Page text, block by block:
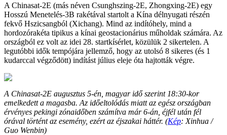
A Chinasat-2E (más néven Csunghszing-2E, Zhongxing-2E) egy
Hosszú Menetelés-3B rakétával startolt a Kína délnyugati részén
fekvő Hszicsangból (Xichang). Mind az indítóhely, mind a
hordozórakéta tipikus a kínai geostacionárius műholdak számára. Az
országból ez volt az idei 28. startkísérlet, közülük 2 sikertelen. A
legutóbbi idők tempójára jellemző, hogy az utolsó 8 sikeres (és 1
kudarccal végződött) indítást július eleje óta hajtották végre.
A Chinasat-2E augusztus 5-én, magyar idő szerint 18:30-kor
emelkedett a magasba. Az időeltolódás miatt az egész országban
érvényes pekingi zónaidőben számítva már 6-án, éjfél után fél
órával történt az esemény, ezért az éjszakai háttér. (Kép: Xinhua /
Guo Wenbin)